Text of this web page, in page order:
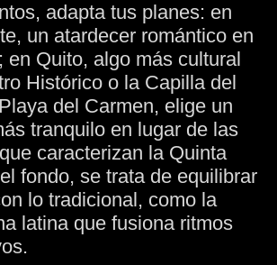
adapta tus planes: en
un atardecer romántico en
en Quito, algo más cultural
Histórico o la Capilla del
del Carmen, elige un
tranquilo en lugar de las
caracterizan la Quinta
fondo, se trata de equilibrar
lo tradicional, como la
latina que fusiona ritmos